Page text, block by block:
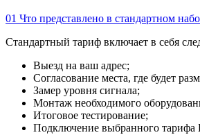
01 Что представлено в стандартном
Стандартный тариф включает в себя
Выезд на ваш адрес;
Согласование места, где будет
Замер уровня сигнала;
Монтаж необходимого
Итоговое тестирование;
Подключение выбранного тарифа